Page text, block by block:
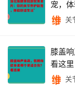
宠，
关
膝盖
看这里
关